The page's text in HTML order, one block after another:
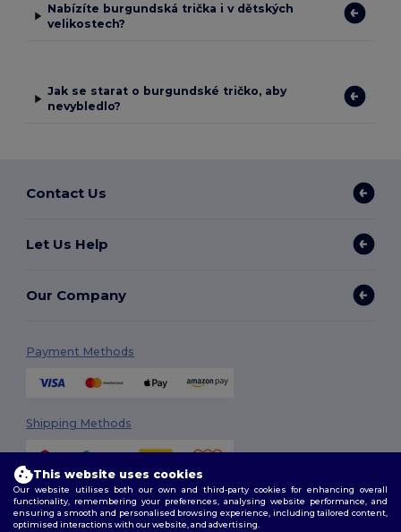
Nabízíte burgundská trička i v dětských
velikostech?
Jak se starat o burgundské tričko, aby
nevybledlo?
Contact Us
Let Us Help
Our Company
Payment Methods
Shipping Methods
This website uses cookies
Our website utilises both our own and third-party cookies for enhancing overall
functionality, remembering your preferences, analysing website performance, and
ensuring a smooth and personalised browsing experience, including tailored content,
optimised interactions with our website, and advertising.